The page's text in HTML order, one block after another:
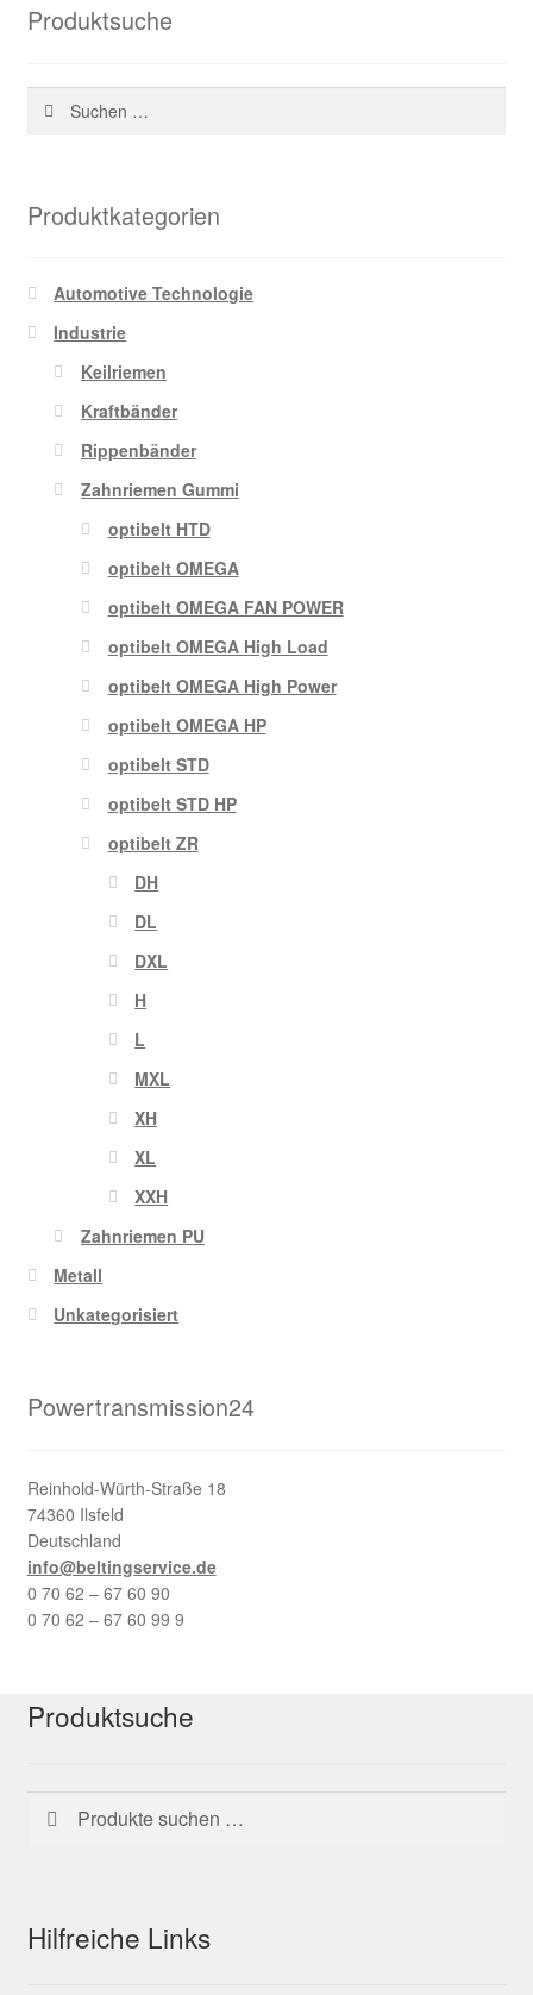
Produktsuche
Suchen
Produktkategorien
Automotive Technologie
Industrie
Keilriemen
Kraftbänder
Rippenbänder
Zahnriemen Gummi
optibelt HTD
optibelt OMEGA
optibelt OMEGA FAN POWER
optibelt OMEGA High Load
optibelt OMEGA High Power
optibelt OMEGA HP
optibelt STD
optibelt STD HP
optibelt ZR
DH
DL
DXL
H
L
MXL
XH
XL
XXH
Zahnriemen PU
Metall
Unkategorisiert
Powertransmission24
Reinhold-Würth-Straße 18
74360 Ilsfeld
Deutschland
info@beltingservice.de
0 70 62 – 67 60 90
0 70 62 – 67 60 99 9
Produktsuche
Suchen
nach:
Suchen
Hilfreiche Links